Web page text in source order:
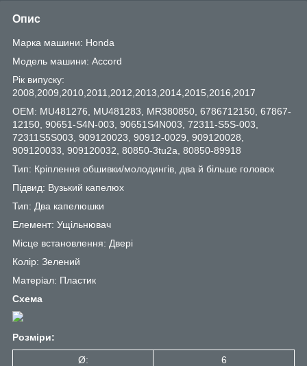
Опис
Марка машини: Honda
Модель машини: Accord
Рік випуску:
2008,2009,2010,2011,2012,2013,2014,2015,2016,2017
OEM: MU481276, MU481283, MR380850, 6786712150, 67867-
12150, 90651-S4N-003, 90651S4N003, 72311-S5S-003,
72311S5S003, 909120023, 90912-0029, 909120028,
909120033, 909120032, 80850-3tu2a, 80850-89918
Тип: Кріплення обшивки/молодингів, два й більше головок
Підвид: Вузький капелюх
Тип: Два капелюшки
Елемент: Ущільнювач
Місце встановлення: Двері
Колір: Зелений
Матеріал: Пластик
Схема
Розміри:
Ø:
6